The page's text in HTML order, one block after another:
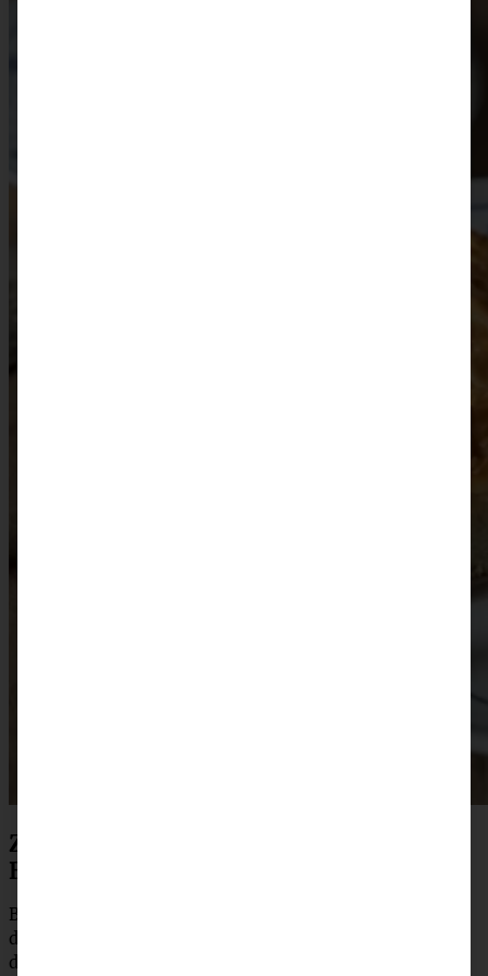
Zubereitung saftiger Mandel-
Butterkuchen
Backofen auf 170 °C (150 °C Umluft) vorheizen. Zunächst
die Eier mit dem Zucker hell cremig aufschlagen, dann
das Mehl darübersieben, alle weiteren Zutaten und luftig